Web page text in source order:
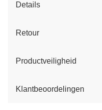
Details
Retour
Productveiligheid
Klantbeoordelingen